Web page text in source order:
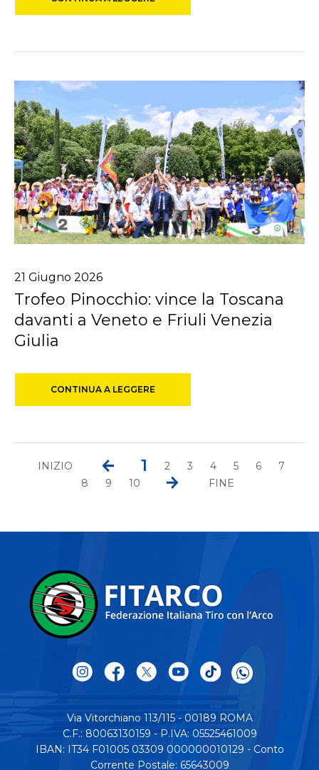
21 Giugno 2026
Trofeo Pinocchio: vince la Toscana
davanti a Veneto e Friuli Venezia
Giulia
CONTINUA A LEGGERE
INIZIO 1 2 3 4 5 6
7
8
9 10 FINE
Via Vitorchiano 113/115 - 00189 ROMA
C.F.: 80063130159 - P.IVA: 05525461009
IBAN: IT34 F01005 03309 000000010129 - Conto
Corrente Postale: 65643009